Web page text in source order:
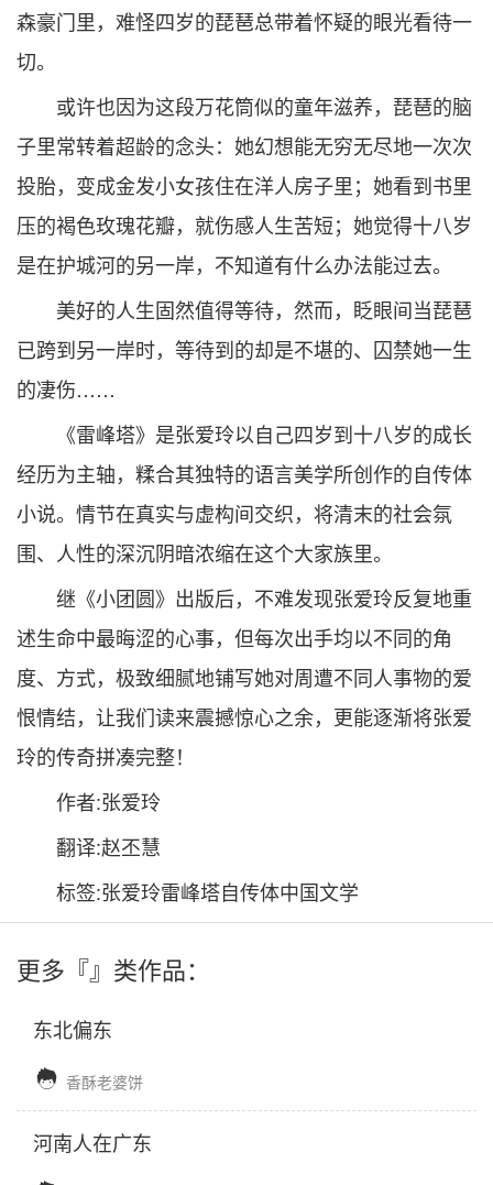
森豪门里，难怪四岁的琵琶总带着怀疑的眼光看待一
切。
或许也因为这段万花筒似的童年滋养，琵琶的脑
子里常转着超龄的念头：她幻想能无穷无尽地一次次
投胎，变成金发小女孩住在洋人房子里；她看到书里
压的褐色玫瑰花瓣，就伤感人生苦短；她觉得十八岁
是在护城河的另一岸，不知道有什么办法能过去。
美好的人生固然值得等待，然而，眨眼间当琵琶
已跨到另一岸时，等待到的却是不堪的、囚禁她一生
的凄伤……
《雷峰塔》是张爱玲以自己四岁到十八岁的成长
经历为主轴，糅合其独特的语言美学所创作的自传体
小说。情节在真实与虚构间交织，将清末的社会氛
围、人性的深沉阴暗浓缩在这个大家族里。
继《小团圆》出版后，不难发现张爱玲反复地重
述生命中最晦涩的心事，但每次出手均以不同的角
度、方式，极致细腻地铺写她对周遭不同人事物的爱
恨情结，让我们读来震撼惊心之余，更能逐渐将张爱
玲的传奇拼凑完整！
作者:张爱玲
翻译:赵丕慧
标签:张爱玲雷峰塔自传体中国文学
更多『』类作品：
东北偏东
 香酥老婆饼
河南人在广东